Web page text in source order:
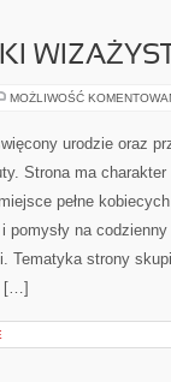
MOŻLIWOŚĆ
urodzie oraz
Strona ma
pełne
pomysły na
Tematyka strony
[…]